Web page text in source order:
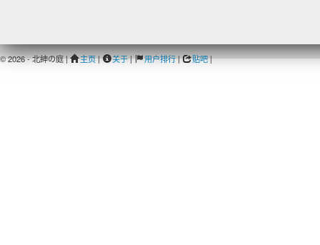
© 2026 - 北紳の庭 | 主页| 关于| 用户排行| 贴吧|